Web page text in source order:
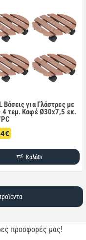
Βάσεις για Γλάστρες με
4 τεμ. Καφέ Ø30x7,5 εκ.
Καλάθι
προσφορές μας!